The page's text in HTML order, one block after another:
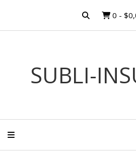
0 -
SUBLI-